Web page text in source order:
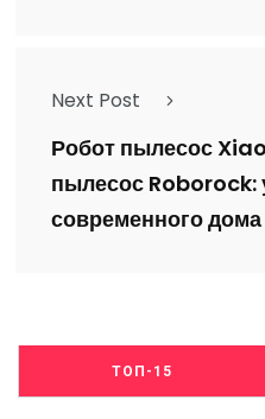
Next Post
Робот пылесос
пылесос Roborock:
современного дома
ТОП-15